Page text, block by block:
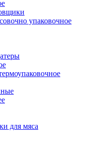
упаковочное
для мяса